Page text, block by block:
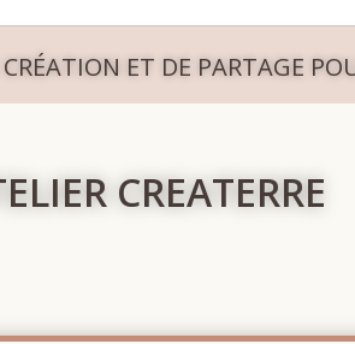
ET DE PARTAGE
CREATERRE